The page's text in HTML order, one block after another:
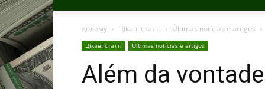
додому Цікаві статті Últimas notícias e artigos
Цікаві статті Últimas notícias e artigos
Além da